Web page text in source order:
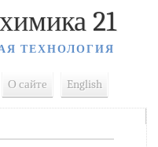
21
ТЕХНОЛОГИЯ
О сайте English